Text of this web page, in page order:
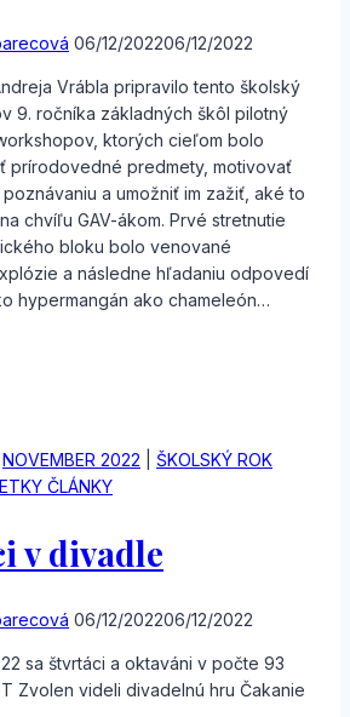
06/12/202206/12/2022
Vrábla pripravilo tento školský
9. ročníka základných škôl pilotný
ktorých cieľom bolo
prírodovedné predmety, motivovať
a umožniť im zažiť, aké to
chvíľu GAV-ákom. Prvé stretnutie
bloku bolo venované
a následne hľadaniu odpovedí
hypermangán ako chameleón…
NOVEMBER 2022
ŠKOLSKÝ ROK
ČLÁNKY
v divadle
06/12/202206/12/2022
sa štvrtáci a oktaváni v počte 93
Zvolen videli divadelnú hru Čakanie